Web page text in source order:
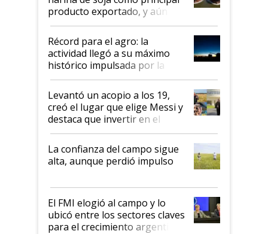
producto exportado, y aún así
el agro aportó casi seis de cada
diez dólares y sostuvo el
liderazgo en un semestre
récord
Récord para el agro: la
actividad llegó a su máximo
histórico impulsada por la
cosecha y las exportaciones
Levantó un acopio a los 19,
creó el lugar que elige Messi y
destaca que invertir en el
kirchnerismo era como "darle
plata a un hijo para droga":
Juan Félix Rossetti, el libertario
que de una dura crisis salió
de Milei
La confianza del campo sigue
alta, aunque perdió impulso
El FMI elogió al campo y lo
ubicó entre los sectores claves
para el crecimiento argentino